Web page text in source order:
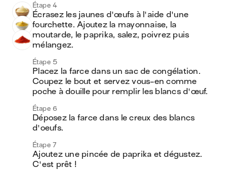
Étape 4
Écrasez les jaunes d'œufs à l'aide d'une
fourchette. Ajoutez la mayonnaise, la
moutarde, le paprika, salez, poivrez puis
mélangez.
Étape 5
Placez la farce dans un sac de congélation.
Coupez le bout et servez vous-en comme
poche à douille pour remplir les blancs d'œuf.
Étape 6
Déposez la farce dans le creux des blancs
d'oeufs.
Étape 7
Ajoutez une pincée de paprika et dégustez.
C'est prêt !